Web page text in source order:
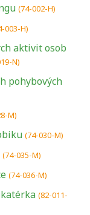
(74-002-H)
003-H)
aktivit osob
N)
pohybových
M)
(74-030-M)
(74-035-M)
(74-036-M)
(82-011-